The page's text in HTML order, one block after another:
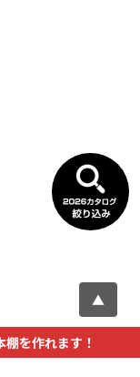
▲
棚を作れます！